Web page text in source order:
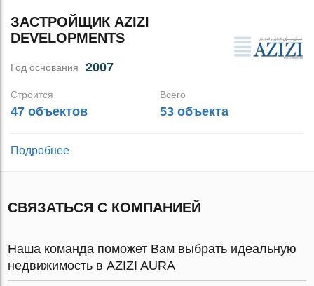
ЗАСТРОЙЩИК AZIZI
DEVELOPMENTS
Год основания 2007
Строится
47 объектов
Всего
53 объекта
Подробнее
СВЯЗАТЬСЯ С КОМПАНИЕЙ
Наша команда поможет Вам выбрать идеальную
недвижимость в AZIZI AURA